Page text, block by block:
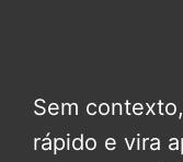
Sem
rápido e vira